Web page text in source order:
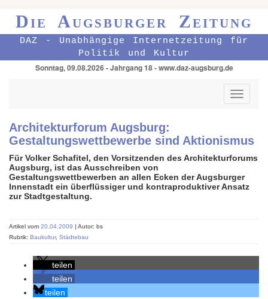
Die Augsburger Zeitung
DAZ - Unabhängige Internetzeitung für
Politik und Kultur
Sonntag, 09.08.2026 - Jahrgang 18 - www.daz-augsburg.de
Toggle
Architekturforum Augsburg:
Gestaltungswettbewerbe sind Aktionismus
Für Volker Schafitel, den Vorsitzenden des Architekturforums
Augsburg, ist das Ausschreiben von
Gestaltungswettbewerben an allen Ecken der Augsburger
Innenstadt ein überflüssiger und kontraproduktiver Ansatz
zur Stadtgestaltung.
Artikel vom 20.04.2009 | Autor: bs
Rubrik: Baukultur, Städtebau
teilen
teilen
teilen